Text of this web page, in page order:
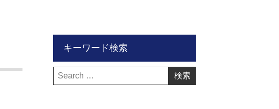
キーワード検索
検
索: